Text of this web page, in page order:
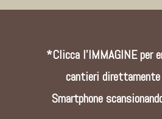
*Clicca l'IMMAGINE per
cantieri direttamente
Smartphone